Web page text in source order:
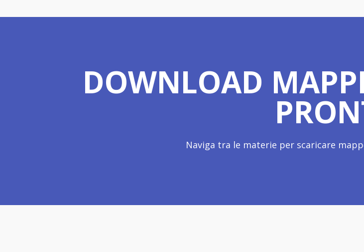
DOWNLOAD
Naviga tra le materie per scaricare